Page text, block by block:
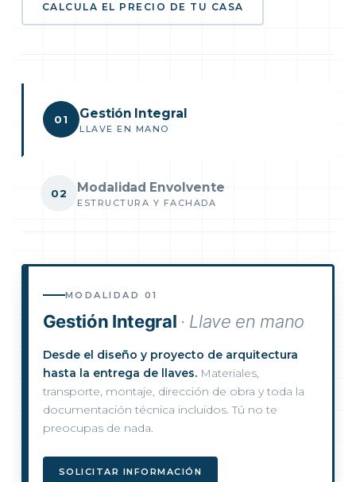
CALCULA EL PRECIO DE TU CASA
01 Gestión Integral
LLAVE EN MANO
02 Modalidad Envolvente
ESTRUCTURA Y FACHADA
MODALIDAD 01
Gestión Integral · Llave en mano
Desde el diseño y proyecto de arquitectura
hasta la entrega de llaves.Materiales,
transporte, montaje, dirección de obra y toda la
documentación técnica incluidos. Tú no te
preocupas de nada.
SOLICITAR INFORMACIÓN